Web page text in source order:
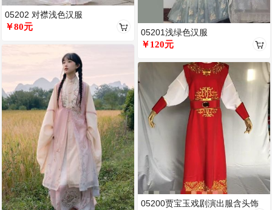
05202 对襟浅色汉服
￥80元
05201浅绿色汉服
￥120元
05200贾宝玉戏剧演出服含头饰